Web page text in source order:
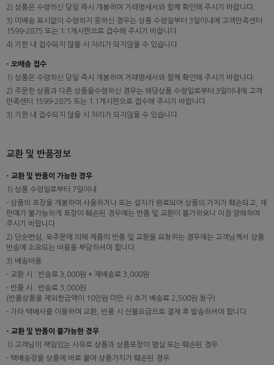
2) 상품은 수령하신 당일 즉시 개봉하여 거래명세서와 함께 확인해 주시기 바랍니다.
3) 미배송 표시없이 수령하지 못하신 경우는 상품 수령일부터 3일이내에 고객만족센터
1599-2875 또는 1:1게시판으로 접수해 주시기 바랍니다.
4) 기한 내 접수되지 않을 시 처리가 되지않을 수 있습니다.
- 오배송 접수
1) 상품은 수령하신 당일 즉시 개봉하여 거래명세서와 함께 확인해 주시기 바랍니다.
2) 주문한 상품과 다른 상품을수령하신 경우는 해당상품 수령일로부터 3일이내에 고객
만족센터 1599-2875 또는 1:1게시판으로 접수해 주시기 바랍니다.
3) 기한 내 접수되지 않을 시 처리가 되지않을 수 있습니다.
교환 및 반품정보
- 교환 및 반품이 가능한 경우
1) 상품 수령일로부터 7일이내
- 상품의 포장을 개봉하여 사용하거나 또는 설치가 완료되어 상품의 가치가 훼손되고, 재
판매가 불가능하게 포장이 훼손된 경우에는 반품 및 교환이 불가하오니 이점 양해하여
주시기 바랍니다.
2) 단순변심, 오주문에 의해 제품의 반품 및 교환을 요청하는 경우에는 고객님께서 상품
반송에 소요되는 비용을 부담하셔야 합니다.
3) 배송비용
- 교환 시 : 반송료 3,000원 + 재배송료 3,000원
- 반품 시 : 반송료 3,000원
(반품상품을 제외한금액이 10만원 미만 시 초기 배송료 2,500원 청구)
- 기타 택배사를 이용하여 교환, 반품 시 선불요금으로 결제 후 발송하셔야 합니다.
- 교환 및 반품이 불가능한 경우
1) 고객님이 책임있는 사유로 상품과 상품포장이 멸실 또는 훼손된 경우
- 택배송장을 상품에 바로 붙여 상품가치가 훼손된 경우